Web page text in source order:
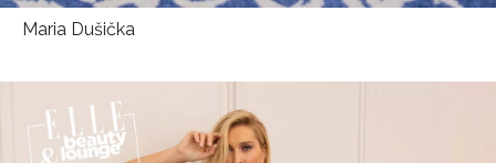
Maria Dušička